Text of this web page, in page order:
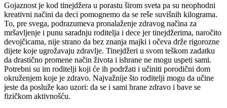
Gojaznost je kod tinejdžera u porastu širom sveta pa su neophodni
kreativni načini da deci pomognemo da se reše suvišnih kilograma.
To, pre svega, podrazumeva pronalaženje zdravog načina za
mršavljenje i punu saradnju roditelja i dece jer tinejdžerima, naročito
devojčicama, nije strano da bez znanja majki i očeva drže rigorozne
dijete koje ugrožavaju zdravlje. Tinejdžeri u svom teškom zadatku
da drastično promene način života i ishrane ne mogu uspeti sami.
Potrebni su im roditelji koji će ih podržati i učiniti porodični dom
okruženjem koje je zdravo. Najvažnije što roditelji mogu da učine
jeste da posluže kao uzori: da se i sami hrane zdravo i bave se
fizičkom aktivnošću.